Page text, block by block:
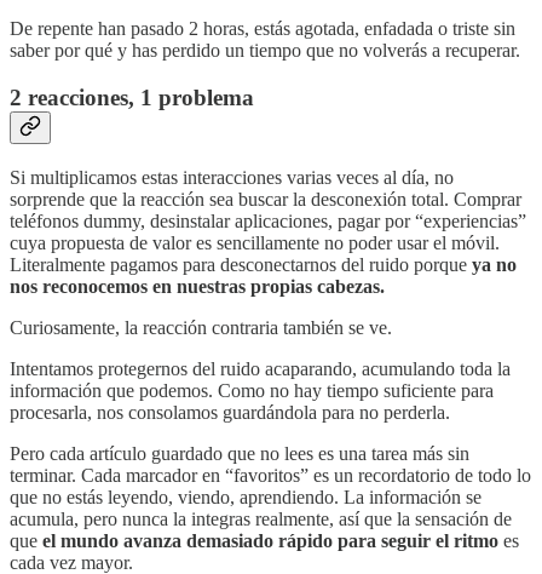
De repente han pasado 2 horas, estás agotada, enfadada o triste sin
saber por qué y has perdido un tiempo que no volverás a recuperar.
2 reacciones, 1 problema
Si multiplicamos estas interacciones varias veces al día, no
sorprende que la reacción sea buscar la desconexión total. Comprar
teléfonos dummy, desinstalar aplicaciones, pagar por “experiencias”
cuya propuesta de valor es sencillamente no poder usar el móvil.
Literalmente pagamos para desconectarnos del ruido porque ya no
nos reconocemos en nuestras propias cabezas.
Curiosamente, la reacción contraria también se ve.
Intentamos protegernos del ruido acaparando, acumulando toda la
información que podemos. Como no hay tiempo suficiente para
procesarla, nos consolamos guardándola para no perderla.
Pero cada artículo guardado que no lees es una tarea más sin
terminar. Cada marcador en “favoritos” es un recordatorio de todo lo
que no estás leyendo, viendo, aprendiendo. La información se
acumula, pero nunca la integras realmente, así que la sensación de
que el mundo avanza demasiado rápido para seguir el ritmo es
cada vez mayor.